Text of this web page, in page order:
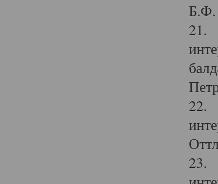
Б.Ф.
21.
22.
23.